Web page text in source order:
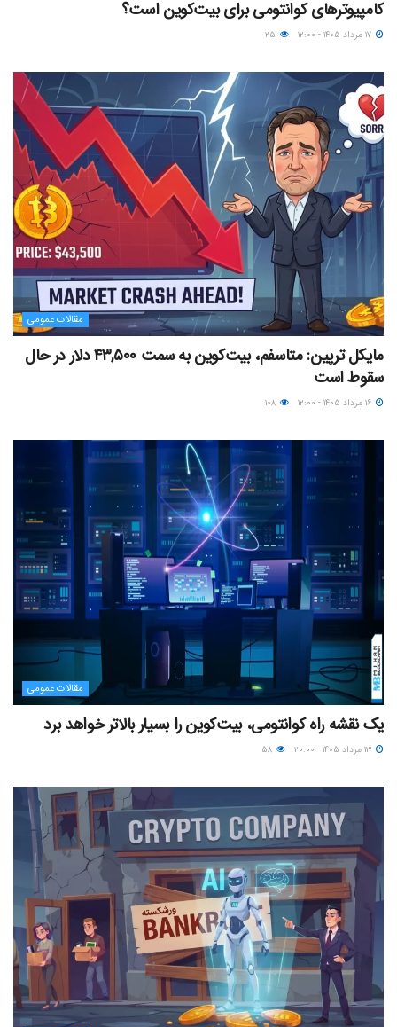
کامپیوترهای کوانتومی برای بیت‌کوین است؟
مقالات عمومی
مایکل ترپین: متاسفم، بیت‌کوین به سمت ۴۳,۵۰۰ دلار در حال
سقوط است
مقالات عمومی
یک نقشه راه کوانتومی، بیت‌کوین را بسیار بالاتر خواهد برد